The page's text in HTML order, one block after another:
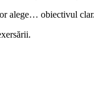
obiectivul